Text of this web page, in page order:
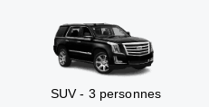
SUV - 3 personnes